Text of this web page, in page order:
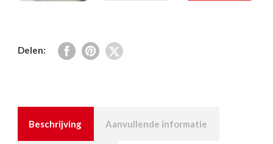
Delen:
Beschrijving Aanvullende informatie